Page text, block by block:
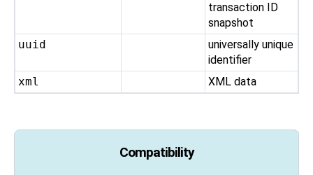
transaction ID
snapshot
uuid
universally unique
identifier
xml
XML data
Compatibility